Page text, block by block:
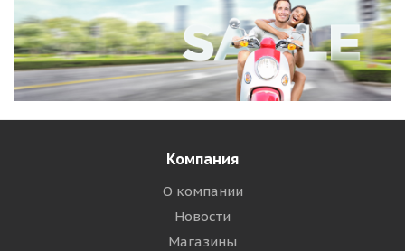
Компания
О компании
Новости
Магазины